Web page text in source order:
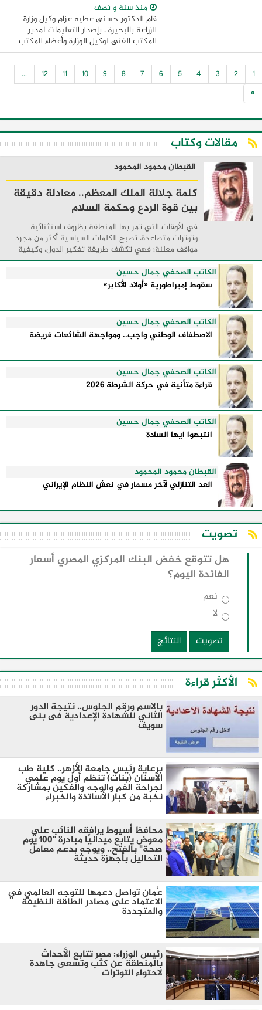
منذ سنة و نصف
قام الدكتور حسنى عطيه عزام وكيل وزارة
الزراعة بالبحيرة ، بإصدار التعليمات لمدير
المكتب الفنى لوكيل الوزارة وأعضاء المكتب
لاستقبال جميع المزارعين والعاملين بقطاع
الزراعة بالبحيرة بالإضافة إلى ممثلى ...
1
2
3
4
5
6
7
8
9
10
11
12
...
»
مقالات وكتاب
القبطان محمود المحمود
كلمة جلالة الملك المعظم.. معادلة دقيقة
بين قوة الردع وحكمة السلام
في الأوقات التي تمر بها المنطقة بظروف استثنائية
وتوترات متصاعدة، تصبح الكلمات السياسية أكثر من مجرد
مواقف معلنة؛ فهي تكشف طريقة تفكير الدول، وكيفية
إدارتها للأزمات، والحدود التي تفصل بين القوة ...
الكاتب الصحفي جمال حسين
سقوط إمبراطورية «أولاد الأكابر»
الكاتب الصحفي جمال حسين
الاصطفاف الوطني واجب.. ومواجهة الشائعات فريضة
الكاتب الصحفي جمال حسين
قراءة متأنية في حركة الشرطة 2026
الكاتب الصحفي جمال حسين
انتبهوا ايها السادة
القبطان محمود المحمود
العد التنازلي لآخر مسمار في نعش النظام الإيراني
تصويت
هل تتوقع خفض البنك المركزي المصري أسعار
الفائدة اليوم؟
نعم
لا
تصويت
النتائج
الأكثر قراءة
بالاسم ورقم الجلوس.. نتيجة الدور
الثاني للشهادة الإعدادية فى بنى
سويف
برعاية رئيس جامعة الأزهر.. كلية طب
الأسنان (بنات) تنظم أول يوم علمي
لجراحة الفم والوجه والفكين بمشاركة
نخبة من كبار الأساتذة والخبراء
محافظ أسيوط يرافقه النائب علي
معوض يتابع ميدانيًا مبادرة "100 يوم
صحة" بالفتح.. ويوجه بدعم معامل
التحاليل بأجهزة حديثة
عُمان تواصل دعمها للتوجه العالمي في
الاعتماد على مصادر الطاقة النظيفة
والمتجددة
رئيس الوزراء: مصر تتابع الأحداث
بالمنطقة عن كثب وتسعى جاهدة
لاحتواء التوترات